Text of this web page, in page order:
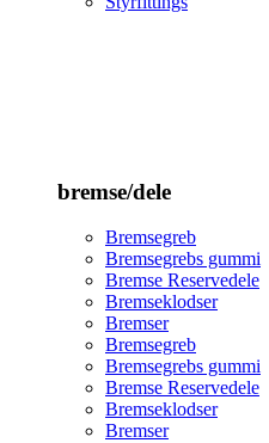
bremse/dele
Bremsegreb
Bremsegrebs gummi
Bremse Reservedele
Bremseklodser
Bremser
Bremsegreb
Bremsegrebs gummi
Bremse Reservedele
Bremseklodser
Bremser